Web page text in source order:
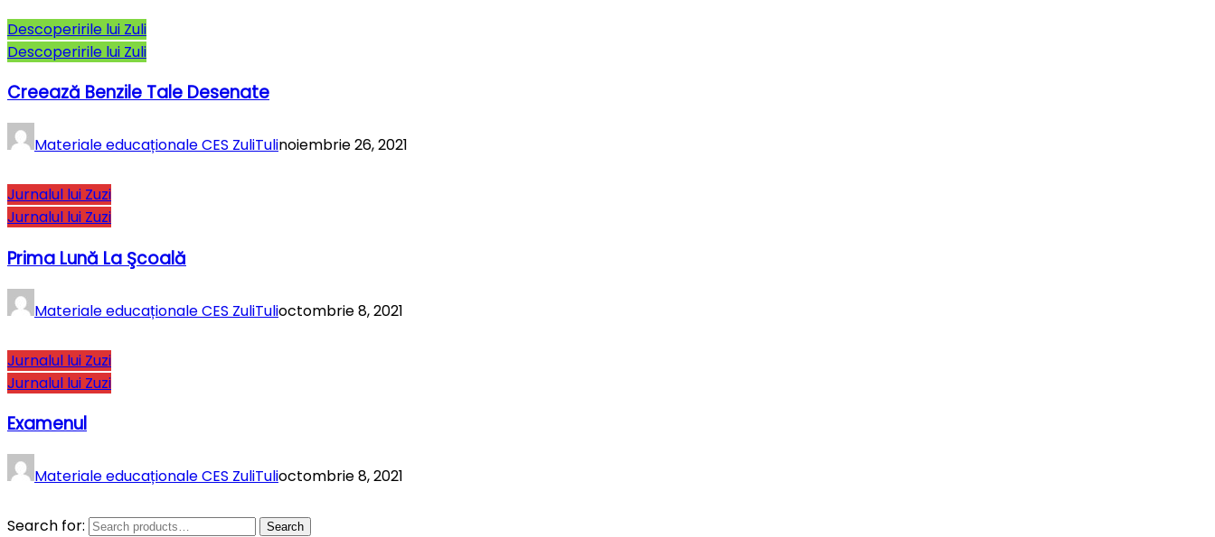
Descoperirile lui Zuli
Descoperirile lui Zuli
Creează Benzile Tale Desenate
Materiale educaționale CES ZuliTulinoiembrie 26, 2021
Jurnalul lui Zuzi
Jurnalul lui Zuzi
Prima Lună La Şcoală
Materiale educaționale CES ZuliTulioctombrie 8, 2021
Jurnalul lui Zuzi
Jurnalul lui Zuzi
Examenul
Materiale educaționale CES ZuliTulioctombrie 8, 2021
Search for: Search